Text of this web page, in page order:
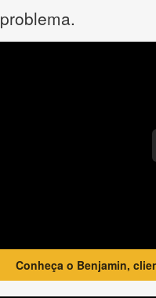
problema.
Conheça o Benjamin,